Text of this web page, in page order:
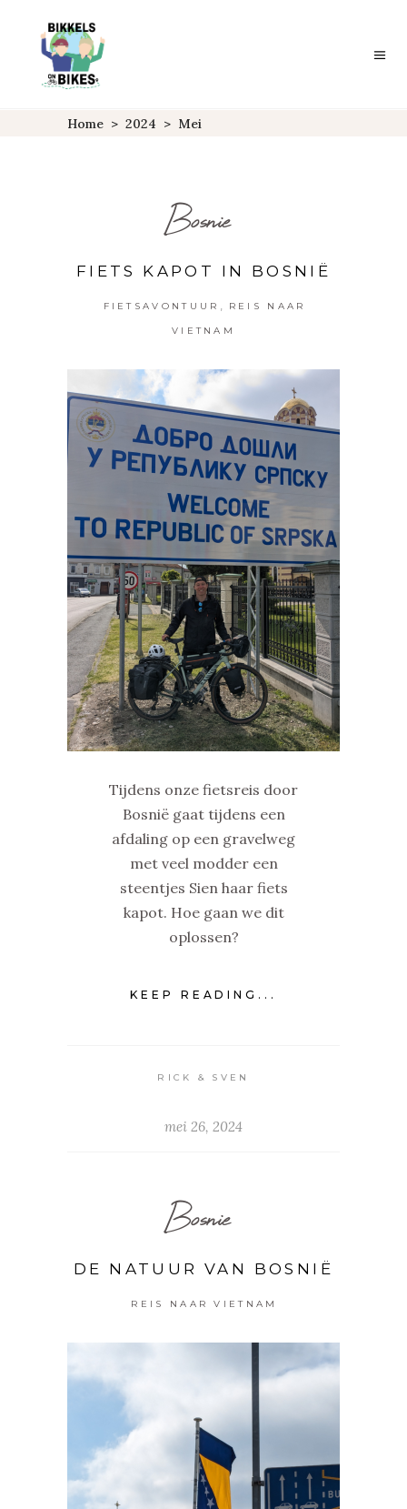
Home > 2024 > Mei
Bosnie
FIETS KAPOT IN BOSNIË
FIETSAVONTUUR REIS NAAR
VIETNAM
Tijdens onze fietsreis door
Bosnië gaat tijdens een
afdaling op een gravelweg
met veel modder een
steentjes Sien haar fiets
kapot. Hoe gaan we dit
oplossen?
KEEP READING...
RICK & SVEN
mei 26, 2024
Bosnie
DE NATUUR VAN BOSNIË
REIS NAAR VIETNAM